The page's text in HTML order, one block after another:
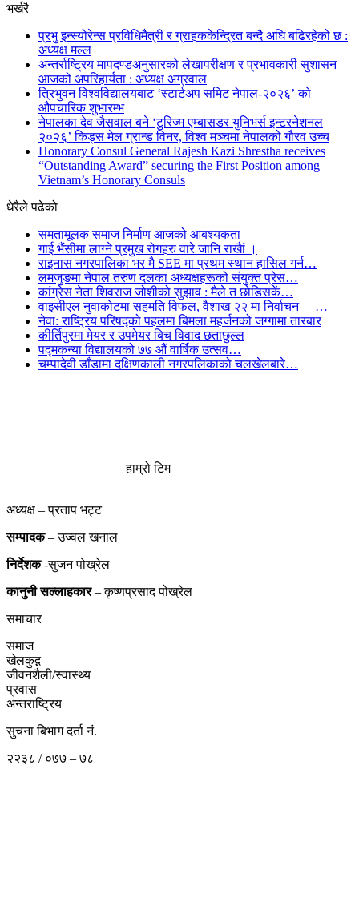
भर्खरै
प्रभु इन्स्योरेन्स प्रविधिमैत्री र ग्राहककेन्द्रित बन्दै अघि बढिरहेको छ :
अध्यक्ष मल्ल
अन्तर्राष्ट्रिय मापदण्डअनुसारको लेखापरीक्षण र प्रभावकारी सुशासन
आजको अपरिहार्यता : अध्यक्ष अग्रवाल
त्रिभुवन विश्वविद्यालयबाट ‘स्टार्टअप समिट नेपाल-२०२६’ को
औपचारिक शुभारम्भ
नेपालका देव जैसवाल बने ‘टुरिज्म एम्बासडर युनिभर्स इन्टरनेशनल
२०२६’ किड्स मेल ग्रान्ड विनर, विश्व मञ्चमा नेपालको गौरव उच्च
Honorary Consul General Rajesh Kazi Shrestha receives
“Outstanding Award” securing the First Position among
Vietnam’s Honorary Consuls
धेरैले पढेको
समतामूलक समाज निर्माण आजको आबश्यकता
गाई भैंसीमा लाग्ने प्रमुख रोगहरु वारे जानि राखैां ।
राइनास नगरपालिका भर मै SEE मा प्रथम स्थान हासिल गर्न…
लमजुङमा नेपाल तरुण दलका अध्यक्षहरूको संयुक्त प्रेस…
कांग्रेस नेता शिवराज जोशीको सुझाव : मैले त छोडिसकें…
वाइसीएल नुवाकोटमा सहमति विफल, वैशाख २२ मा निर्वाचन —…
नेवा: राष्ट्रिय परिषद्को पहलमा बिमला महर्जनको जग्गामा तारबार
कीर्तिपुरमा मेयर र उपमेयर बिच विवाद छताछुल्ल
पद्मकन्या विद्यालयको ७७ औं ‌‌वार्षिक ‌उत्सव…
चम्पादेवी डाँडामा दक्षिणकाली नगरपलिकाको चलखेलबारे…
हाम्रो टिम
अध्यक्ष – प्रताप भट्ट
सम्पादक– उज्वल खनाल
निर्देशक-सुजन पोख्रेल
कानुनी सल्लाहकार– कृष्णप्रसाद पोख्रेल
समाचार
समाज
खेलकुद़़
जीवनशैली/स्वास्थ्य
प्रवास
अन्तराष्ट्रिय
सुचना बिभाग दर्ता नं.
२२३८ / ०७७ – ७८